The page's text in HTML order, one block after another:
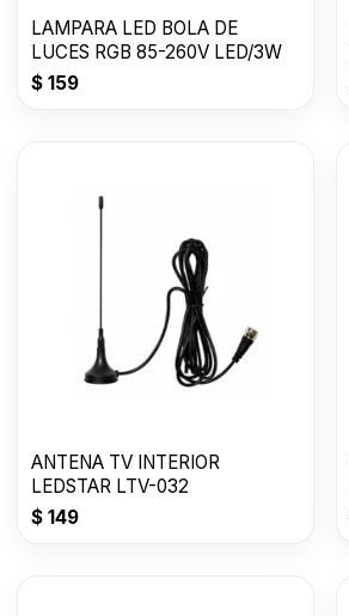
LAMPARA LED BOLA DE
LUCES RGB 85-260V LED/3W
$ 159
ANTENA TV INTERIOR
LEDSTAR LTV-032
$ 149